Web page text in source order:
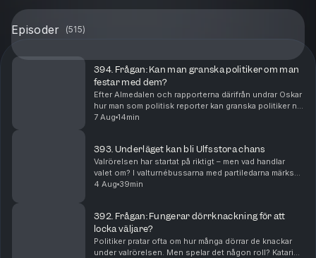
Episoder (515)
394. Frågan: Kan man granska politiker om man
festar med dem?
Efter Almedalen och rapporterna därifrån undrar Oskar
hur man som politisk reporter kan granska politiker när
man festar med dem på nätterna i Visby. Maggie
7 Aug 14min
393. Underläget kan bli Ulfs stora chans
Valrörelsen har startat på riktigt – men vad handlar
valet om? I valturnébussarna med partiledarna märks
den dåliga stämningen. När ena sidan skräms med
4 Aug 39min
392. Frågan: Fungerar dörrknackning för att
locka väljare?
Politiker pratar ofta om hur många dörrar de knackar
under valrörelsen. Men spelar det någon roll? Katarina